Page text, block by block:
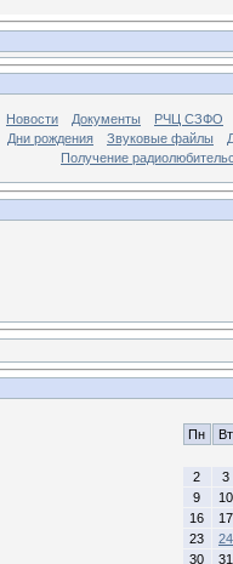
Новости Документы
РЧЦ СЗФО
Дни рождения Звуковые файлы
Получение
Пн Вт
2
3
9
10
16
17
23
24
30
31